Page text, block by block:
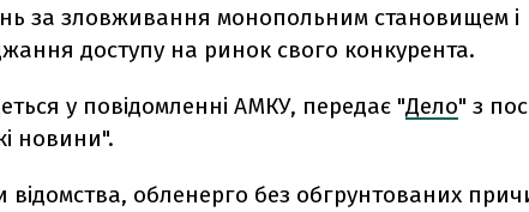
за зловживання монопольним становищем і
доступу на ринок свого конкурента.
у повідомленні АМКУ, передає "Дело" з
новини".
відомства, обленерго без обгрунтованих